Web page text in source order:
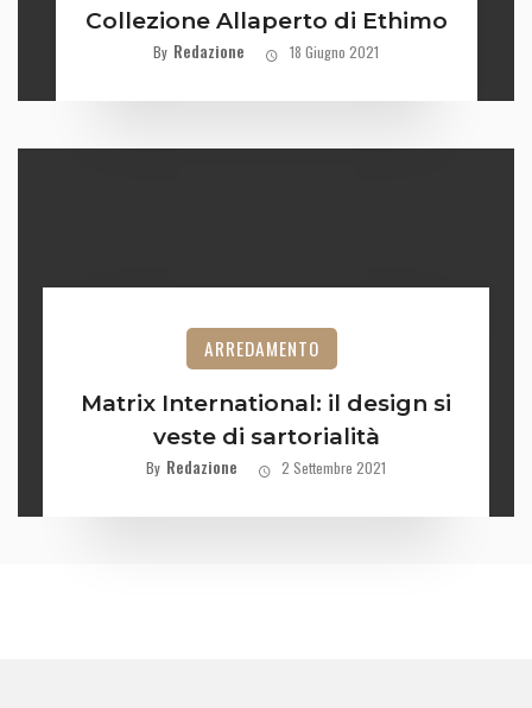
Collezione Allaperto di Ethimo
By Redazione 18 Giugno 2021
ARREDAMENTO
Matrix International: il design si
veste di sartorialità
By Redazione 2 Settembre 2021